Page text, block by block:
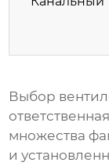
Выбор
множества
и